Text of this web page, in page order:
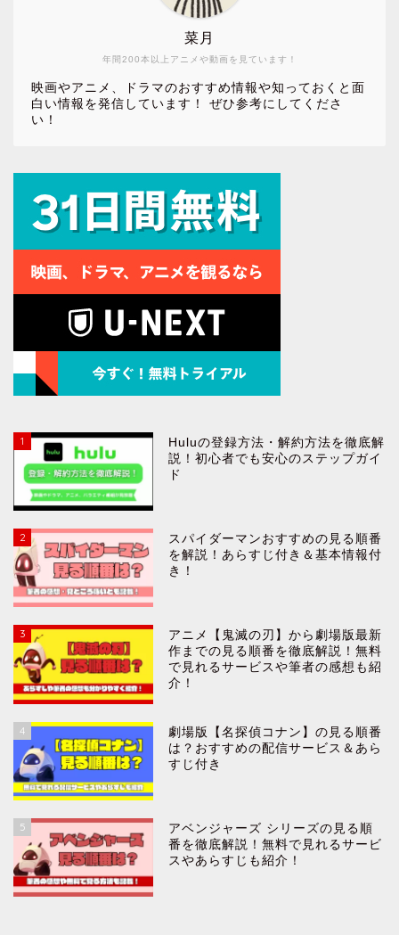
年間200本以上アニメや動画を見ています！
菜月
映画やアニメ、ドラマのおすすめ情報や知っておくと面
白い情報を発信しています！ ぜひ参考にしてくださ
い！
1
Huluの登録方法・解約方法を徹底解
説！初心者でも安心のステップガイ
ド
2
スパイダーマンおすすめの見る順番
を解説！あらすじ付き＆基本情報付
き！
3
アニメ【鬼滅の刃】から劇場版最新
作までの見る順番を徹底解説！無料
で見れるサービスや筆者の感想も紹
介！
4
劇場版【名探偵コナン】の見る順番
は？おすすめの配信サービス＆あら
すじ付き
5
アベンジャーズ シリーズの見る順
番を徹底解説！無料で見れるサービ
スやあらすじも紹介！